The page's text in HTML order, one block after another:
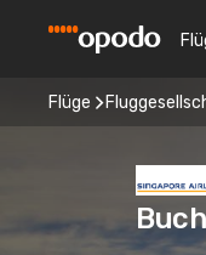
Flüge